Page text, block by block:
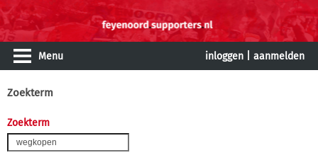
Menu inloggen aanmelden
Zoekterm
Zoekterm